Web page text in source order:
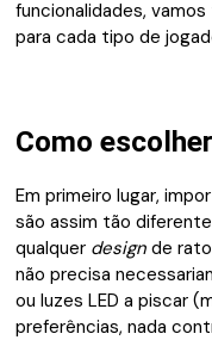
funcionalidades,
para cada tipo de
Como
Em primeiro lugar,
são assim tão
qualquer design de
não precisa
ou luzes LED a piscar
preferências, nada